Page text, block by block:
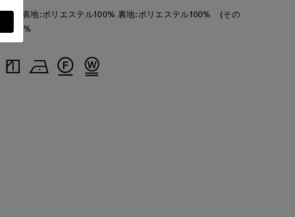
ュ)表地:ポリエステル100% 裏地:ポリエステル100% (その
100%